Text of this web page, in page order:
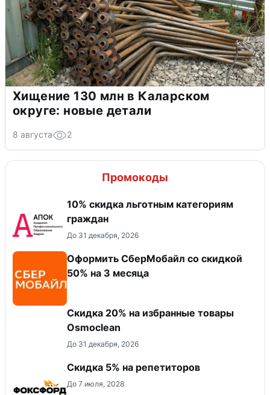
Хищение 130 млн в Каларском
округе: новые детали
8 августа 2
Промокоды
10% скидка льготным категориям
граждан
До 31 декабря, 2026
Оформить СберМобайл со скидкой
50% на 3 месяца
Скидка 20% на избранные товары
Osmoclean
До 31 декабря, 2026
Скидка 5% на репетиторов
До 7 июля, 2028